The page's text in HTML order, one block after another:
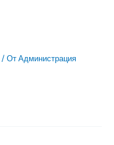
/ От Администрация